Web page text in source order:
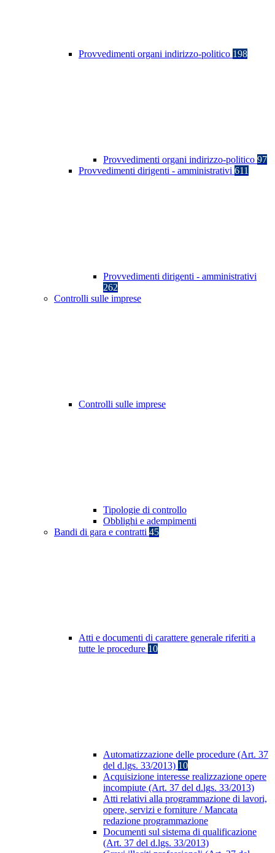
Provvedimenti organi indirizzo-politico 198
Provvedimenti organi indirizzo-politico 97
Provvedimenti dirigenti - amministrativi 611
Provvedimenti dirigenti - amministrativi
262
Controlli sulle imprese
Controlli sulle imprese
Tipologie di controllo
Obblighi e adempimenti
Bandi di gara e contratti 45
Atti e documenti di carattere generale riferiti a
tutte le procedure 10
Automatizzazione delle procedure (Art. 37
del d.lgs. 33/2013) 10
Acquisizione interesse realizzazione opere
incompiute (Art. 37 del d.lgs. 33/2013)
Atti relativi alla programmazione di lavori,
opere, servizi e forniture / Mancata
redazione programmazione
Documenti sul sistema di qualificazione
(Art. 37 del d.lgs. 33/2013)